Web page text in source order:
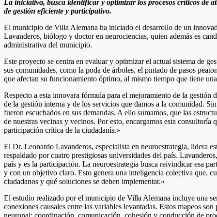
La iniciativa, busca identificar y optimizar los procesos críticos de
de gestión eficiente y participativo.
El municipio de Villa Alemana ha iniciado el desarrollo de un
Lavanderos, biólogo y doctor en neurociencias, quien además es
administrativa del municipio.
Este proyecto se centra en evaluar y optimizar el actual sistema de
sus comunidades, como la poda de árboles, el pintado de pasos
que afectan su funcionamiento óptimo, al mismo tiempo que tiene
Respecto a esta innovara fórmula para el mejoramiento de la
de la gestión interna y de los servicios que damos a la comunidad.
fueron escuchados en sus demandas. A ello sumamos, que las
de nuestras vecinas y vecinos. Por esto, encargamos esta
participación crítica de la ciudadanía.»
El Dr. Leonardo Lavanderos, especialista en neuroestrategia, lidera
respaldado por cuatro prestigiosas universidades del país.
país y es la participación. La neuroestrategia busca reivindicar esa
y con un objetivo claro. Esto genera una inteligencia colectiva que,
ciudadanos y qué soluciones se deben implementar.»
El estudio realizado por el municipio de Villa Alemana incluye una
conexiones causales entre las variables levantadas. Estos mapeos
neuronal: coordinación, comunicación, cohesión y conducción de